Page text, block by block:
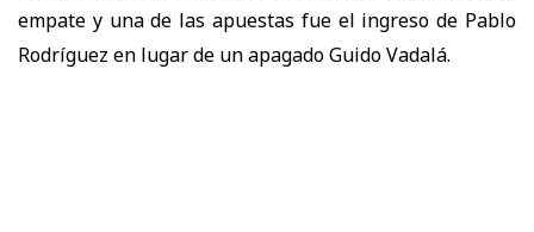
empate y una de las apuestas fue el ingreso de Pablo
Rodríguez en lugar de un apagado Guido Vadalá.